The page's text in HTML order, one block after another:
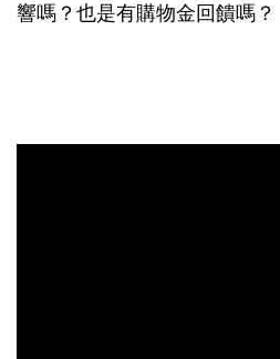
響嗎？也是有購物金回饋嗎？